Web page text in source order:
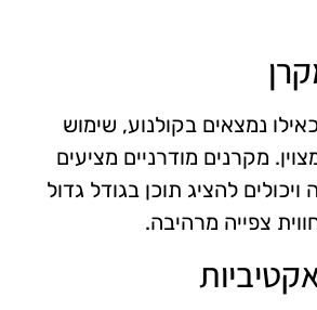
נמצאים בקולנוע, שימוש
מקרנים מודרניים מציעים
להציג תוכן בגודל גדול
צפייה מרהיבה.